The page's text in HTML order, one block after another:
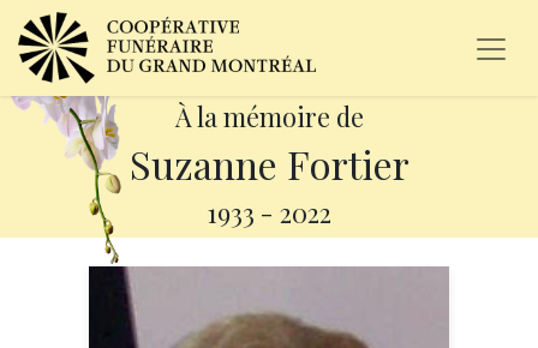
À la mémoire de
Suzanne Fortier
1933 - 2022